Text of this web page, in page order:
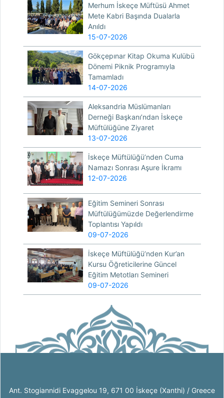
Merhum İskeçe Müftüsü Ahmet
Mete Kabri Başında Dualarla
Anıldı
15-07-2026
Gökçepınar Kitap Okuma Kulübü
Dönemi Piknik Programıyla
Tamamladı
14-07-2026
Aleksandria Müslümanları
Derneği Başkanı’ndan İskeçe
Müftülüğüne Ziyaret
13-07-2026
İskeçe Müftülüğü’nden Cuma
Namazı Sonrası Aşure İkramı
12-07-2026
Eğitim Semineri Sonrası
Müftülüğümüzde Değerlendirme
Toplantısı Yapıldı
09-07-2026
İskeçe Müftülüğü’nden Kur’an
Kursu Öğreticilerine Güncel
Eğitim Metotları Semineri
09-07-2026
Ant. Stogiannidi Evaggelou 19, 671 00 İskeçe (Xanthi) / Greece